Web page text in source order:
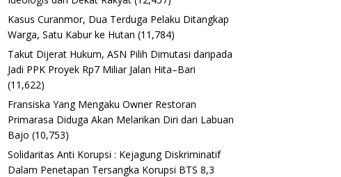
Kasus Curanmor, Dua Terduga Pelaku Ditangkap
Warga, Satu Kabur ke Hutan (11,784)
Takut Dijerat Hukum, ASN Pilih Dimutasi daripada
Jadi PPK Proyek Rp7 Miliar Jalan Hita–Bari
(11,622)
Fransiska Yang Mengaku Owner Restoran
Primarasa Diduga Akan Melarikan Diri dari Labuan
Bajo (10,753)
Solidaritas Anti Korupsi : Kejagung Diskriminatif
Dalam Penetapan Tersangka Korupsi BTS 8,3